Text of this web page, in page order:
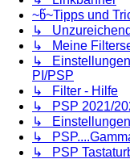
~წ~Tipps und
↳
↳ Meine
↳ Einstellungen
PI/PSP
↳ Filter - Hilfe
↳ PSP 2021/
↳ Einstellungen
↳
↳ PSP